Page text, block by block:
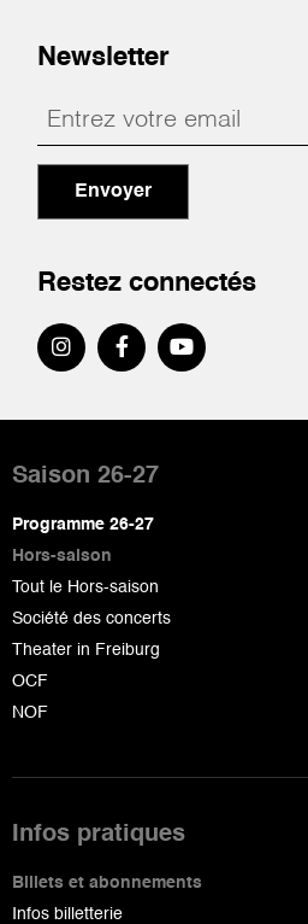
Newsletter
Envoyer
Restez connectés
de
page
Saison 26-27
Programme 26-27
Hors-saison
Tout le Hors-saison
Société des concerts
Theater in Freiburg
OCF
NOF
Infos pratiques
Billets et abonnements
Infos billetterie